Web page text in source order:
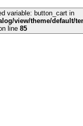
variable: button_cart in
view/theme/default/
line 85